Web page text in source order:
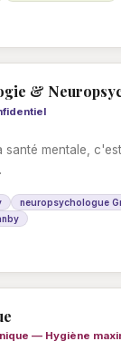
&
santé mentale,
neuropsychologue
— Hygiène